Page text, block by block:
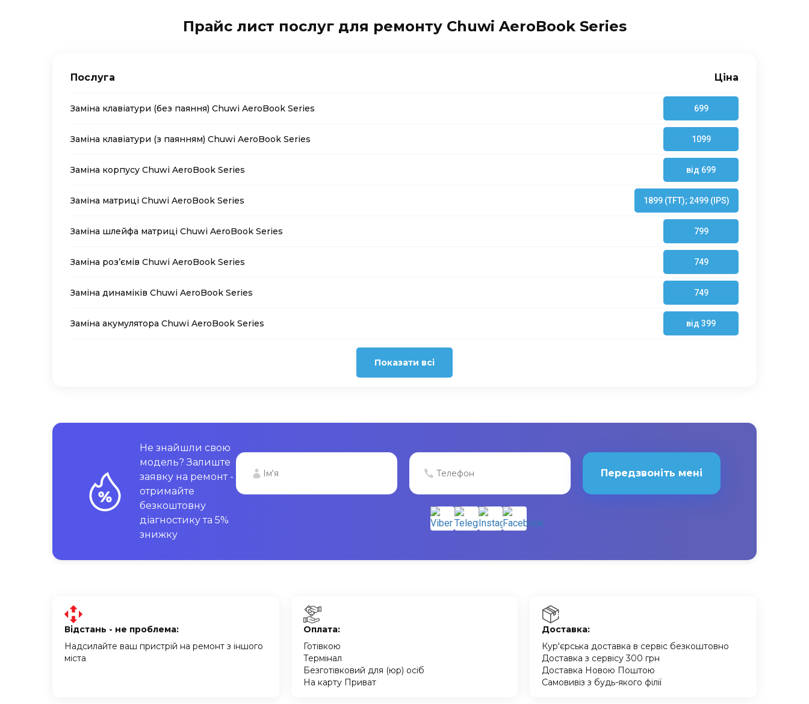
Прайс лист послуг для ремонту Chuwi AeroBook Series
Послуга Ціна
Заміна клавіатури (без паяння) Chuwi AeroBook Series 699
Заміна клавіатури (з паянням) Chuwi AeroBook Series 1099
Заміна корпусу Chuwi AeroBook Series від 699
Заміна матриці Chuwi AeroBook Series 1899 (TFT); 2499 (IPS)
Заміна шлейфа матриці Chuwi AeroBook Series 799
Заміна роз’ємів Chuwi AeroBook Series 749
Заміна динаміків Chuwi AeroBook Series 749
Заміна акумулятора Chuwi AeroBook Series від 399
Показати всі
Не знайшли свою
модель? Залиште
заявку на ремонт -
отримайте
безкоштовну
діагностику та 5%
знижку
Передзвоніть мені
Відстань - не проблема:
Надсилайте ваш пристрій на ремонт з іншого
міста
Оплата:
Готівкою
Термінал
Безготівковий для (юр) осіб
На карту Приват
Доставка:
Кур'єрська доставка в сервіс безкоштовно
Доставка з сервісу 300 грн
Доставка Новою Поштою
Самовивіз з будь-якого філії